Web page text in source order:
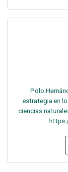
Polo
estrategia en
ciencias